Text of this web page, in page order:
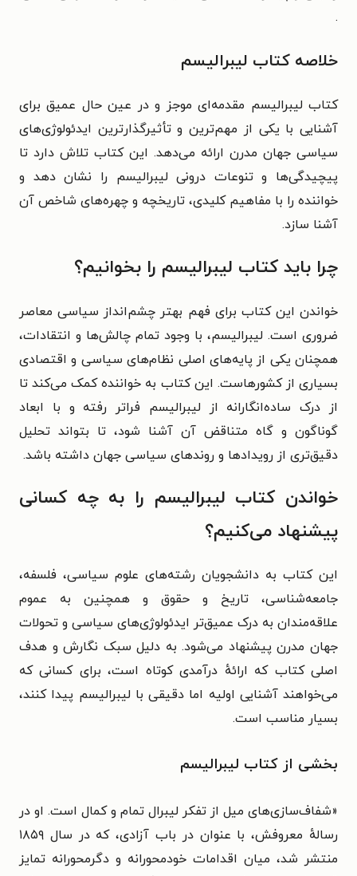
.
خلاصه کتاب لیبرالیسم
کتاب لیبرالیسم مقدمه‌ای موجز و در عین حال عمیق برای
آشنایی با یکی از مهم‌ترین و تأثیرگذارترین ایدئولوژی‌های
سیاسی جهان مدرن ارائه می‌دهد. این کتاب تلاش دارد تا
پیچیدگی‌ها و تنوعات درونی لیبرالیسم را نشان دهد و
خواننده را با مفاهیم کلیدی، تاریخچه و چهره‌های شاخص آن
آشنا سازد.
چرا باید کتاب لیبرالیسم را بخوانیم؟
خواندن این کتاب برای فهم بهتر چشم‌انداز سیاسی معاصر
ضروری است. لیبرالیسم، با وجود تمام چالش‌ها و انتقادات،
همچنان یکی از پایه‌های اصلی نظام‌های سیاسی و اقتصادی
بسیاری از کشورهاست. این کتاب به خواننده کمک می‌کند تا
از درک ساده‌انگارانه از لیبرالیسم فراتر رفته و با ابعاد
گوناگون و گاه متناقض آن آشنا شود، تا بتواند تحلیل
دقیق‌تری از رویدادها و روندهای سیاسی جهان داشته باشد.
خواندن کتاب لیبرالیسم را به چه کسانی
پیشنهاد می‌کنیم؟
این کتاب به دانشجویان رشته‌های علوم سیاسی، فلسفه،
جامعه‌شناسی، تاریخ و حقوق و همچنین به عموم
علاقه‌مندان به درک عمیق‌تر ایدئولوژی‌های سیاسی و تحولات
جهان مدرن پیشنهاد می‌شود. به دلیل سبک نگارش و هدف
اصلی کتاب که ارائهٔ درآمدی کوتاه است، برای کسانی که
می‌خواهند آشنایی اولیه اما دقیقی با لیبرالیسم پیدا کنند،
بسیار مناسب است.
بخشی از کتاب لیبرالیسم
«شفاف‌سازی‌های میل از تفکر لیبرال تمام و کمال است. او در
رسالهٔ معروفش، با عنوان در باب آزادی، که در سال ۱۸۵۹
منتشر شد، میان اقدامات خودمحورانه و دگرمحورانه تمایز